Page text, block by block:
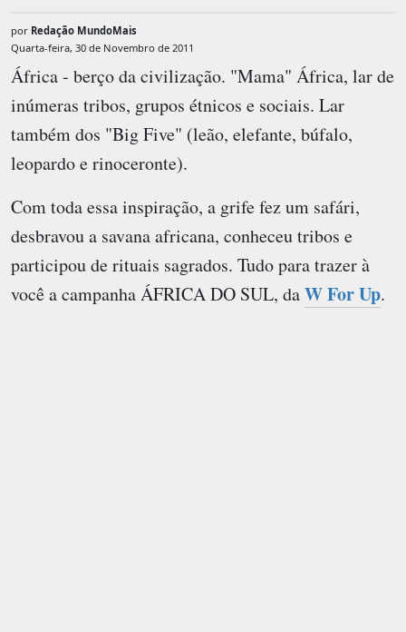
por Redação MundoMais
Quarta-feira, 30 de Novembro de 2011
África - berço da civilização. "Mama" África, lar de
inúmeras tribos, grupos étnicos e sociais. Lar
também dos "Big Five" (leão, elefante, búfalo,
leopardo e rinoceronte).
Com toda essa inspiração, a grife fez um safári,
desbravou a savana africana, conheceu tribos e
participou de rituais sagrados. Tudo para trazer à
você a campanhaÁFRICA DO SUL, daW For Up.